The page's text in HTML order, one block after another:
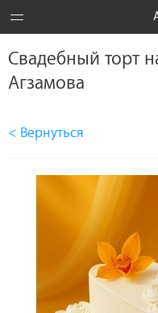
Свадебный торт
Агзамова
< Вернуться